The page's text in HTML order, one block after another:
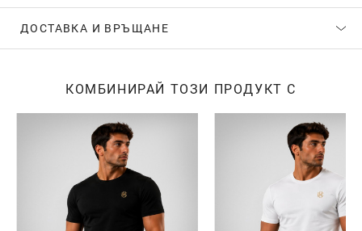
ДОСТАВКА И ВРЪЩАНЕ
КОМБИНИРАЙ ТОЗИ ПРОДУКТ С